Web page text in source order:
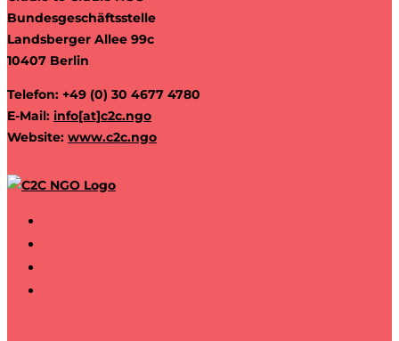
Bundesgeschäftsstelle
Landsberger Allee 99c
10407 Berlin
Telefon: +49 (0) 30 4677 4780
E-Mail: info[at]c2c.ngo
Website: www.c2c.ngo